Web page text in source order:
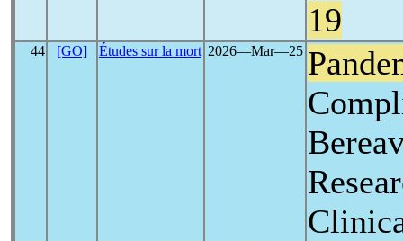
19
44 [GO] Études sur la mort 2026―Mar―25